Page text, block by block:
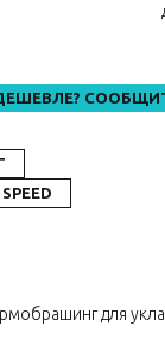
для